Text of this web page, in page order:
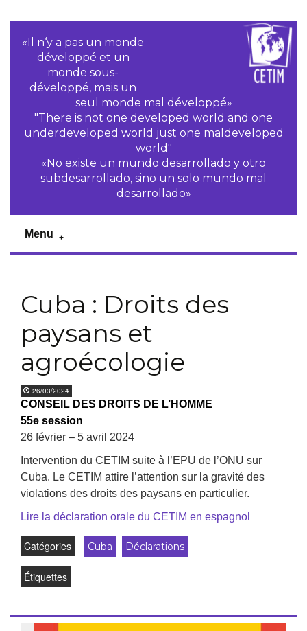
«Il n‘y a pas un monde
développé et un
monde sous-
développé, mais un
seul monde mal développé»
"There is not one developed world and one
underdeveloped world just one maldeveloped
world"
«No existe un mundo desarrollado y otro
subdesarrollado, sino un solo mundo mal
desarrollado»
Menu
Cuba : Droits des
paysans et
agroécologie
26/03/2024
CONSEIL DES DROITS DE L’HOMME
55e session
26 février – 5 avril 2024
Intervention du CETIM suite à l’EPU de l’ONU sur
Cuba. Le CETIM attire l’attention sur la gravité des
violations des droits des paysans en particulier.
Lire la déclaration orale du CETIM en espagnol
Catégories Cuba Déclarations
Étiquettes